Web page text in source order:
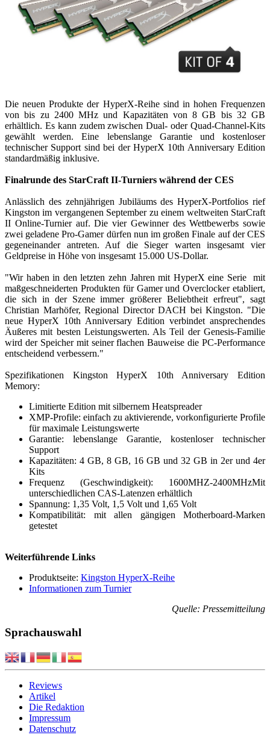
Die neuen Produkte der HyperX-Reihe sind in hohen Frequenzen
von bis zu 2400 MHz und Kapazitäten von 8 GB bis 32 GB
erhältlich. Es kann zudem zwischen Dual- oder Quad-Channel-Kits
gewählt werden. Eine lebenslange Garantie und kostenloser
technischer Support sind bei der HyperX 10th Anniversary Edition
standardmäßig inklusive.
Finalrunde des StarCraft II-Turniers während der CES
Anlässlich des zehnjährigen Jubiläums des HyperX-Portfolios rief
Kingston im vergangenen September zu einem weltweiten StarCraft
II Online-Turnier auf. Die vier Gewinner des Wettbewerbs sowie
zwei geladene Pro-Gamer dürfen nun im großen Finale auf der CES
gegeneinander antreten. Auf die Sieger warten insgesamt vier
Geldpreise in Höhe von insgesamt 15.000 US-Dollar.
"Wir haben in den letzten zehn Jahren mit HyperX eine Serie mit
maßgeschneiderten Produkten für Gamer und Overclocker etabliert,
die sich in der Szene immer größerer Beliebtheit erfreut", sagt
Christian Marhöfer, Regional Director DACH bei Kingston. "Die
neue HyperX 10th Anniversary Edition verbindet ansprechendes
Äußeres mit besten Leistungswerten. Als Teil der Genesis-Familie
wird der Speicher mit seiner flachen Bauweise die PC-Performance
entscheidend verbessern."
Spezifikationen Kingston HyperX 10th Anniversary Edition
Memory:
Limitierte Edition mit silbernem Heatspreader
XMP-Profile: einfach zu aktivierende, vorkonfigurierte Profile
für maximale Leistungswerte
Garantie: lebenslange Garantie, kostenloser technischer
Support
Kapazitäten: 4 GB, 8 GB, 16 GB und 32 GB in 2er und 4er
Kits
Frequenz (Geschwindigkeit): 1600MHZ-2400MHzMit
unterschiedlichen CAS-Latenzen erhältlich
Spannung: 1,35 Volt, 1,5 Volt und 1,65 Volt
Kompatibilität: mit allen gängigen Motherboard-Marken
getestet
Weiterführende Links
Produktseite: Kingston HyperX-Reihe
Informationen zum Turnier
Quelle: Pressemitteilung
Sprachauswahl
Reviews
Artikel
Die Redaktion
Impressum
Datenschutz